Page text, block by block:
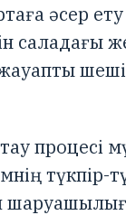
әсер
саладағы
процесі
түкпір-